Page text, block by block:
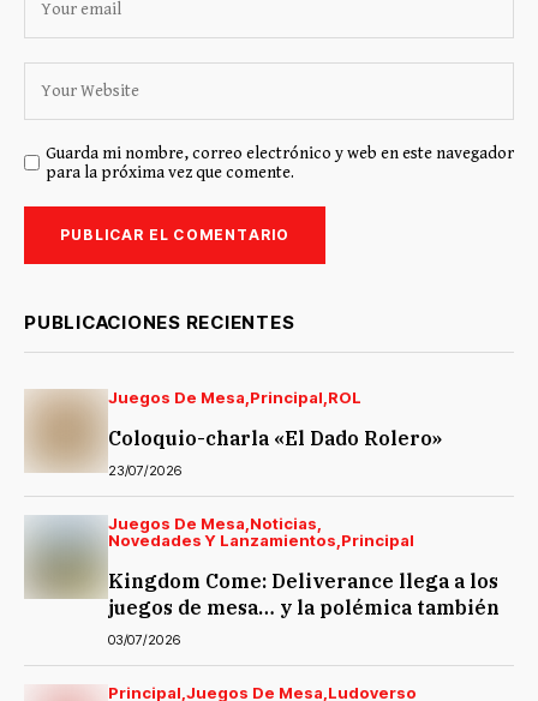
Guarda mi nombre, correo electrónico y web en este navegador
para la próxima vez que comente.
PUBLICACIONES RECIENTES
Juegos De Mesa Principal ROL
Coloquio-charla «El Dado Rolero»
23/07/2026
Juegos De Mesa Noticias
Novedades Y Lanzamientos Principal
Kingdom Come: Deliverance llega a los
juegos de mesa… y la polémica también
03/07/2026
Principal Juegos De Mesa Ludoverso